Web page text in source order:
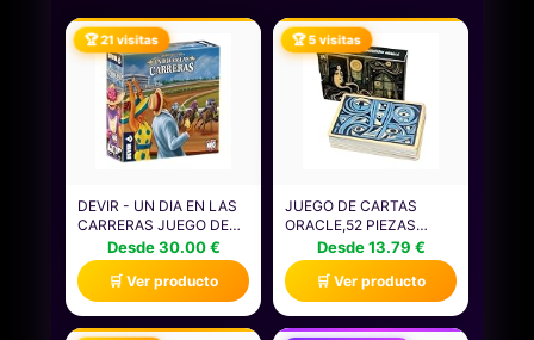
🏆 21 visitas
DEVIR - UN DIA EN LAS
CARRERAS JUEGO DE
MESA, JUEGO DE MESA
CON AMIGOS
DIVERTIDO, EDAD +10
(BGCARSP)
Desde 30.00 €
🛒 Ver producto
🏆 5 visitas
JUEGO DE CARTAS
ORACLE,52 PIEZAS
ADIVINACIÓN INTUICIÓN
DECK ORACLE SET |
JUGUETE ADIVINATORIO
PARA CUMPLEAÑOS
LECTURA ORACIÓN
Desde 13.79 €
🛒 Ver producto